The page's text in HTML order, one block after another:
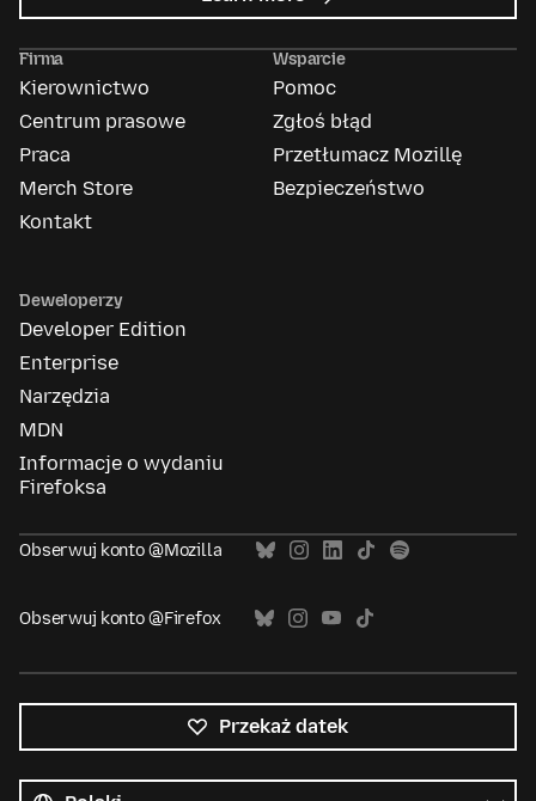
Mozilla
Firma
Kierownictwo
Centrum prasowe
Praca
Merch Store
Kontakt
Wsparcie
Pomoc
Zgłoś błąd
Przetłumacz Mozillę
Bezpieczeństwo
Deweloperzy
Developer Edition
Enterprise
Narzędzia
MDN
Informacje o wydaniu
Firefoksa
Obserwuj konto @Mozilla
Obserwuj konto @Firefox
Przekaż datek
języki
Język